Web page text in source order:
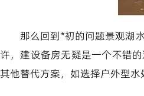
那么回到*初的问题景观湖
许，建设备房无疑是一个不错
其他替代方案，如选择户外型水